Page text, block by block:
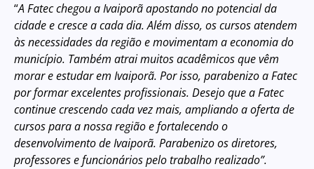
“A Fatec chegou a Ivaiporã apostando no potencial da
cidade e cresce a cada dia. Além disso, os cursos atendem
às necessidades da região e movimentam a economia do
município. Também atrai muitos acadêmicos que vêm
morar e estudar em Ivaiporã. Por isso, parabenizo a Fatec
por formar excelentes profissionais. Desejo que a Fatec
continue crescendo cada vez mais, ampliando a oferta de
cursos para a nossa região e fortalecendo o
desenvolvimento de Ivaiporã. Parabenizo os diretores,
professores e funcionários pelo trabalho realizado”.